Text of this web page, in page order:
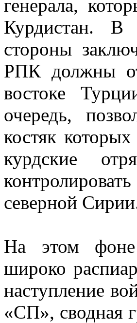
генерала,
Курдистан. В
стороны
РПК должны
востоке
очередь,
костяк
курдские
северной
На этом фоне
широко
наступление
«СП», сводная